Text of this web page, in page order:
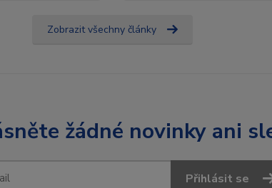
Zobrazit všechny články
žádné novinky ani
Přihlásit se